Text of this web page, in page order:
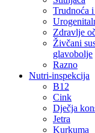
Trudnoća
Zdravlje
Živčani
glavobolje
Razno
Nutri-inspekcija
B12
Cink
Dječja
Jetra
Kurkuma